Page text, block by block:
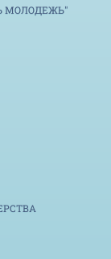
МОЛОДЕЖЬ"